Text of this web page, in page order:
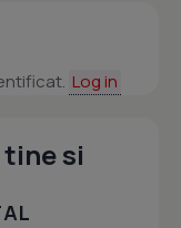
Log in
si